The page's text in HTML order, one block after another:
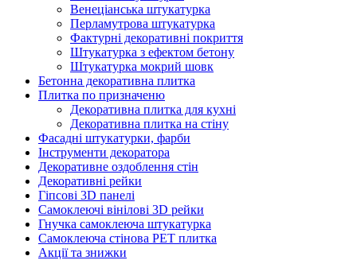
Венеціанська штукатурка
Перламутрова штукатурка
Фактурні декоративні покриття
Штукатурка з ефектом бетону
Штукатурка мокрий шовк
Бетонна декоративна плитка
Плитка по призначеню
Декоративна плитка для кухні
Декоративна плитка на стіну
Фасадні штукатурки, фарби
Інструменти декоратора
Декоративне оздоблення стін
Декоративні рейки
Гіпсові 3D панелі
Самоклеючі вінілові 3D рейки
Гнучка самоклеюча штукатурка
Самоклеюча стінова PET плитка
Акції та знижки